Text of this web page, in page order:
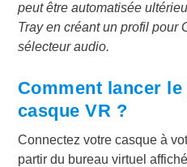
peut être automatisée
Tray en créant un profil pour
sélecteur audio.
Comment lancer
casque VR ?
Connectez votre casque à
partir du bureau virtuel